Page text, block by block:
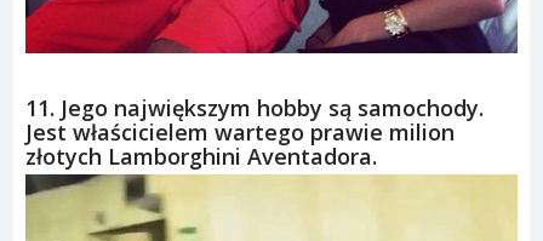
11. Jego największym hobby są samochody.
Jest właścicielem wartego prawie milion
złotych Lamborghini Aventadora.